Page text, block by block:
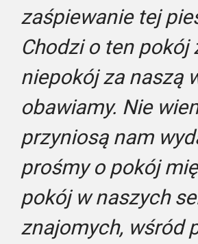
zaśpiewanie tej
Chodzi o ten pokój
niepokój za naszą
obawiamy. Nie
przyniosą nam
prośmy o pokój
pokój w naszych
znajomych, wśród